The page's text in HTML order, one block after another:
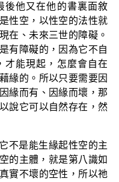
後他又在他的書裏面敘
性空，以性空的法性就
在、未來三世的障礙。
有障礙的，因為它不自
才能現起，怎麼會自在
緣的。所以只要需要因
緣而有、因緣而壞，那
說它可以自然存在，然
不是能生緣起性空的主
的主體，就是第八識如
實不壞的空性，所以祂